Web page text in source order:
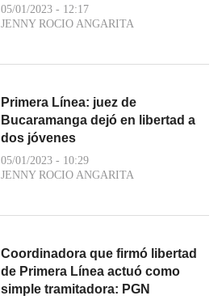
05/01/2023 - 12:17
JENNY ROCIO ANGARITA
Primera Línea: juez de
Bucaramanga dejó en libertad a
dos jóvenes
05/01/2023 - 10:29
JENNY ROCIO ANGARITA
Coordinadora que firmó libertad
de Primera Línea actuó como
simple tramitadora: PGN